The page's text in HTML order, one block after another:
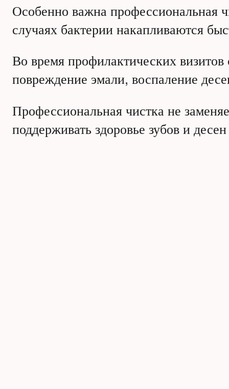
Особенно важна профессиональная
случаях бактерии накапливаются
Во время профилактических
повреждение эмали, воспаление
Профессиональная чистка не
поддерживать здоровье зубов и